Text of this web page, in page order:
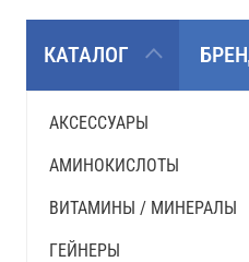
КАТАЛОГ
АКСЕССУАРЫ
АМИНОКИСЛОТЫ
ВИТАМИНЫ / МИНЕРАЛЫ
ГЕЙНЕРЫ